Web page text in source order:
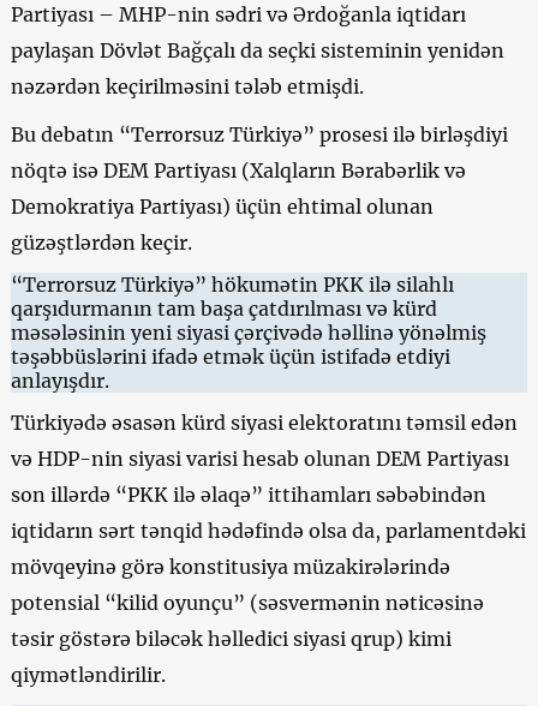
Partiyası – MHP-nin sədri və Ərdoğanla iqtidarı
paylaşan Dövlət Bağçalı da seçki sisteminin yenidən
nəzərdən keçirilməsini tələb etmişdi.
Bu debatın “Terrorsuz Türkiyə” prosesi ilə birləşdiyi
nöqtə isə DEM Partiyası (Xalqların Bərabərlik və
Demokratiya Partiyası) üçün ehtimal olunan
güzəştlərdən keçir.
“Terrorsuz Türkiyə” hökumətin PKK ilə silahlı
qarşıdurmanın tam başa çatdırılması və kürd
məsələsinin yeni siyasi çərçivədə həllinə yönəlmiş
təşəbbüslərini ifadə etmək üçün istifadə etdiyi
anlayışdır.
Türkiyədə əsasən kürd siyasi elektoratını təmsil edən
və HDP-nin siyasi varisi hesab olunan DEM Partiyası
son illərdə “PKK ilə əlaqə” ittihamları səbəbindən
iqtidarın sərt tənqid hədəfində olsa da, parlamentdəki
mövqeyinə görə konstitusiya müzakirələrində
potensial “kilid oyunçu” (səsvermənin nəticəsinə
təsir göstərə biləcək həlledici siyasi qrup) kimi
qiymətləndirilir.